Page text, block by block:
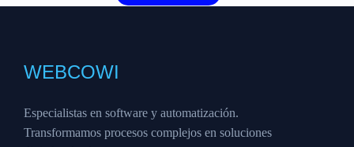
WEBCOWI
Especialistas en software y automatización.
Transformamos procesos complejos en soluciones